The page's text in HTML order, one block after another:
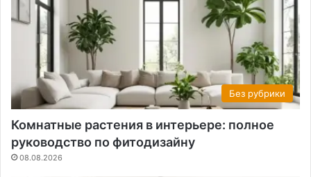
Без рубрики
Комнатные растения в интерьере: полное
руководство по фитодизайну
08.08.2026